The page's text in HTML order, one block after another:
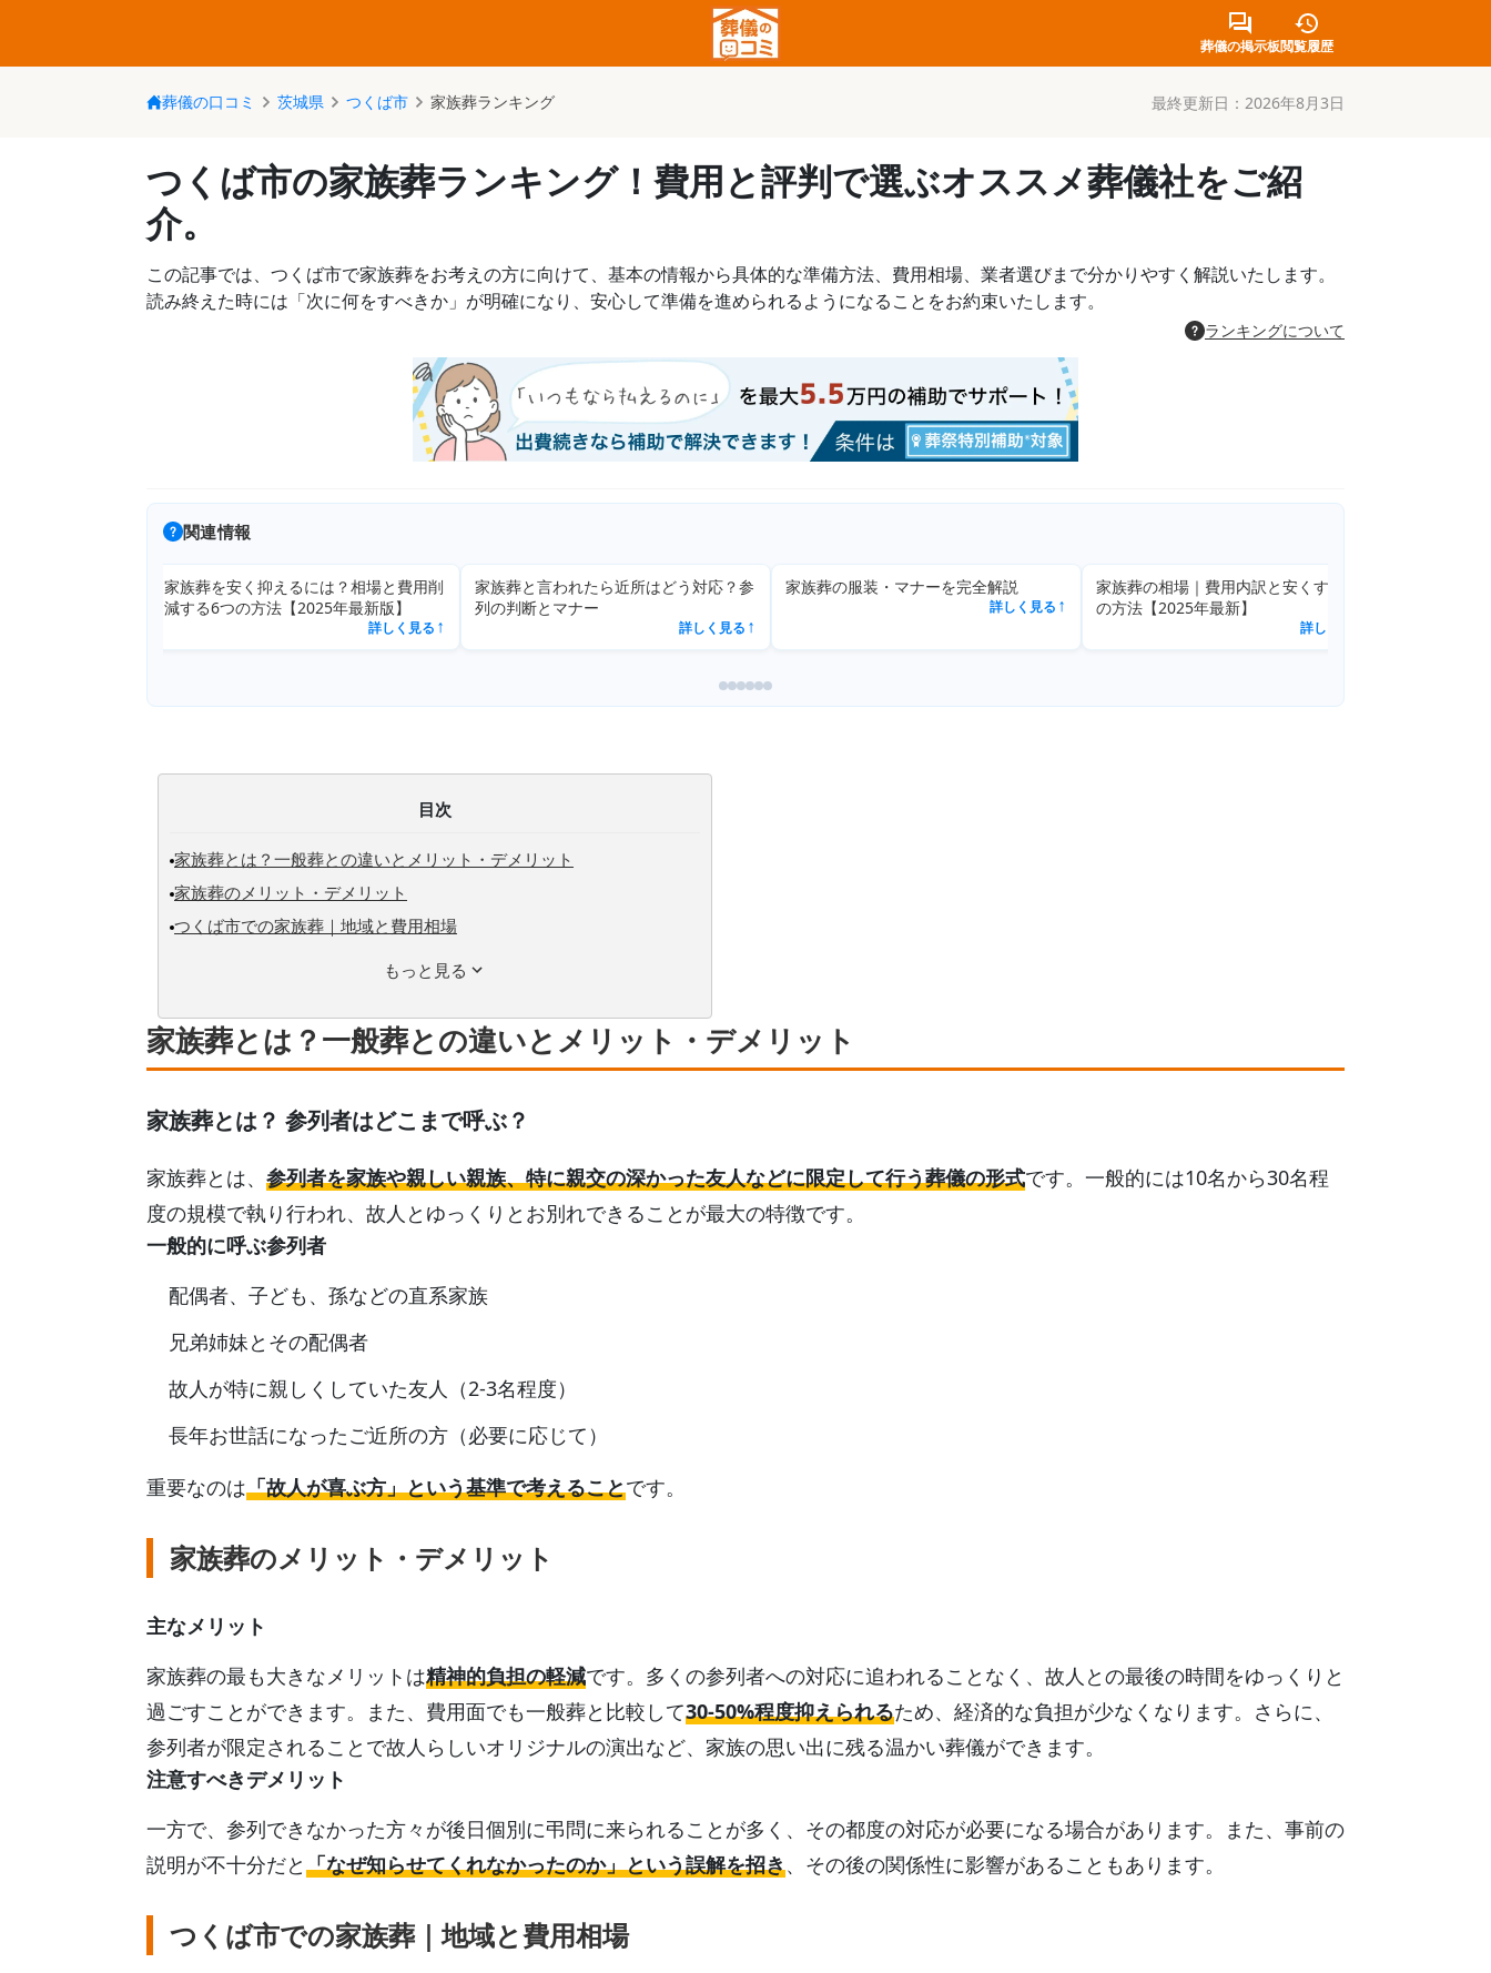
葬儀の掲示板閲覧履歴
葬儀の口コミ 茨城県 つくば市 家族葬ランキング 最終更新日： 2026年8月3日
つくば市の家族葬ランキング！費用と評判で選ぶオススメ葬儀社をご紹
介。
この記事では、つくば市で家族葬をお考えの方に向けて、基本の情報から具体的な準備方法、費用相場、業者選びまで分かりやすく解説いたします。
読み終えた時には「次に何をすべきか」が明確になり、安心して準備を進められるようになることをお約束いたします。
ランキングについて
関連情報
家族葬と言われたら近所はどう対応？参
列の判断とマナー
詳しく見る↗
家族葬の服装・マナーを完全解説
家族葬の相場｜費用内訳と安くする7つ
家族葬と香典のマナーガイド
目次
家族葬とは？一般葬との違いとメリット・デメリット
家族葬のメリット・デメリット
つくば市での家族葬｜地域と費用相場
もっと見る
家族葬とは？一般葬との違いとメリット・デメリット
家族葬とは？ 参列者はどこまで呼ぶ？
家族葬とは、 参列者を家族や親しい親族、特に親交の深かった友人などに限定して行う葬儀の形式です。一般的には10名から30名程
度の規模で執り行われ、故人とゆっくりとお別れできることが最大の特徴です。
一般的に呼ぶ参列者
配偶者、子ども、孫などの直系家族
兄弟姉妹とその配偶者
故人が特に親しくしていた友人（2-3名程度）
長年お世話になったご近所の方（必要に応じて）
重要なのは「故人が喜ぶ方」という基準で考えることです。
家族葬のメリット・デメリット
主なメリット
家族葬の最も大きなメリットは精神的負担の軽減です。多くの参列者への対応に追われることなく、故人との最後の時間をゆっくりと
過ごすことができます。また、費用面でも一般葬と比較して30-50%程度抑えられるため、経済的な負担が少なくなります。さらに、
参列者が限定されることで故人らしいオリジナルの演出など、家族の思い出に残る温かい葬儀ができます。
注意すべきデメリット
一方で、参列できなかった方々が後日個別に弔問に来られることが多く、その都度の対応が必要になる場合があります。また、事前の
説明が不十分だと「なぜ知らせてくれなかったのか」という誤解を招き、その後の関係性に影響があることもあります。
つくば市での家族葬｜地域と費用相場